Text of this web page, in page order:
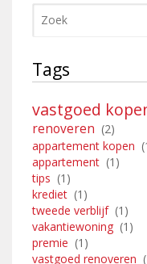
Tags
vastgoed
renoveren (2)
appartement kopen
appartement (1)
tips (1)
krediet (1)
tweede verblijf (1)
vakantiewoning (1)
premie (1)
vastgoed renoveren